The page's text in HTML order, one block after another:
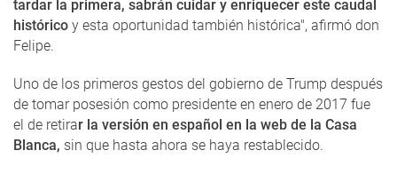
tardar la primera, sabrán cuidar y enriquecer este caudal
histórico y esta oportunidad también histórica", afirmó don
Felipe.
Uno de los primeros gestos del gobierno de Trump después
de tomar posesión como presidente en enero de 2017 fue
el de retirar la versión en español en la web de la Casa
Blanca, sin que hasta ahora se haya restablecido.